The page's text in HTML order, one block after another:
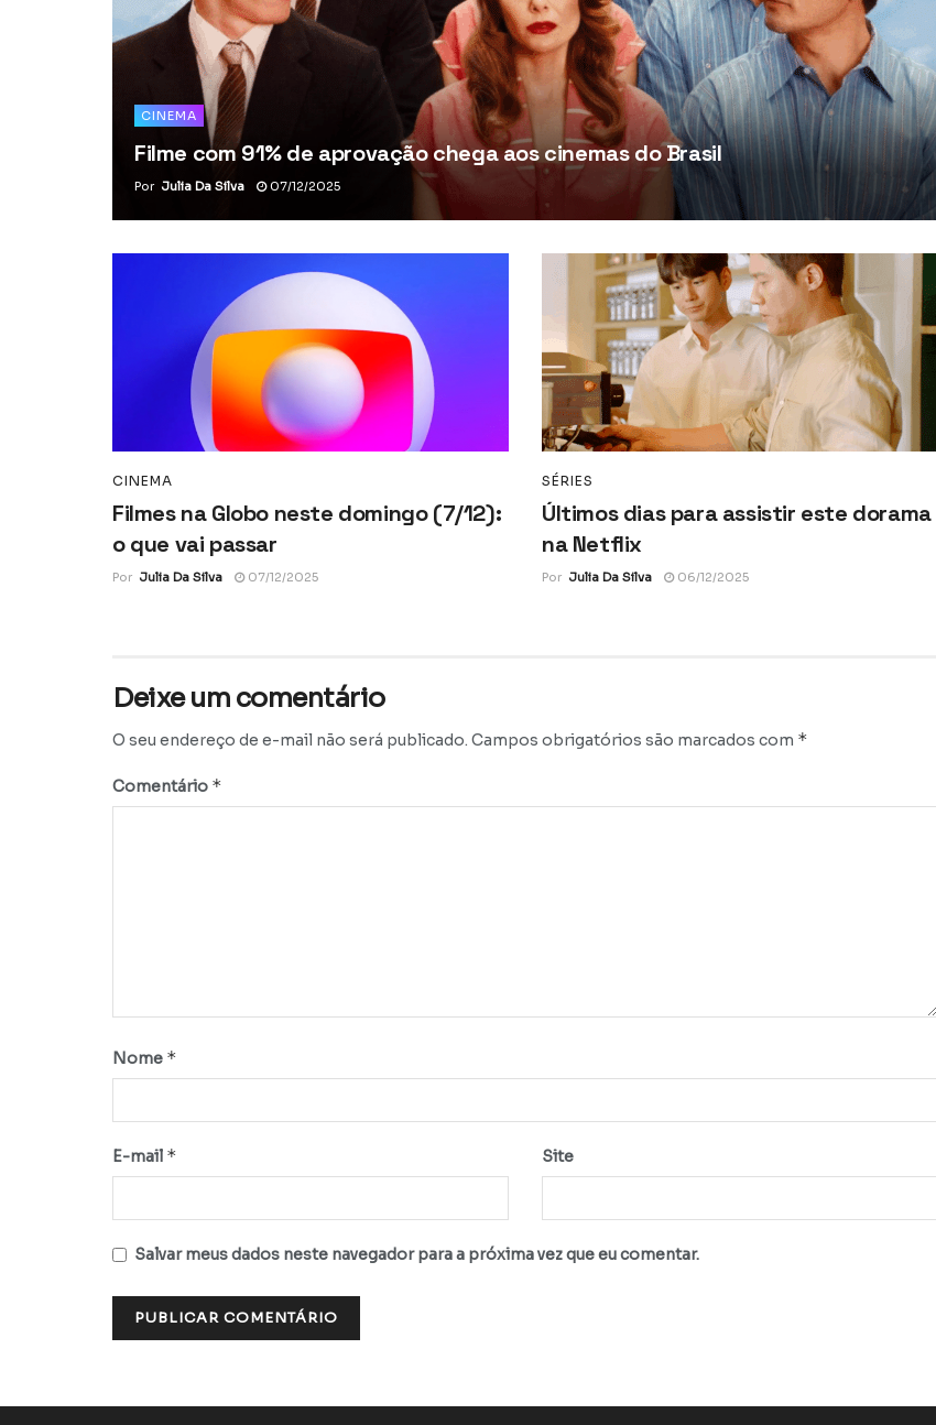
CINEMA
Filme com 91% de aprovação chega aos cinemas do Brasil
Por Julia Da Silva 07/12/2025
CINEMA
Filmes na Globo neste domingo (7/12):
o que vai passar
Por Julia Da Silva 07/12/2025
SÉRIES
Últimos dias para assistir este dorama
na Netflix
Por Julia Da Silva 06/12/2025
Deixe um comentário
O seu endereço de e-mail não será publicado. Campos obrigatórios são marcados com *
Comentário *
Nome *
E-mail * Site
Salvar meus dados neste navegador para a próxima vez que eu comentar.